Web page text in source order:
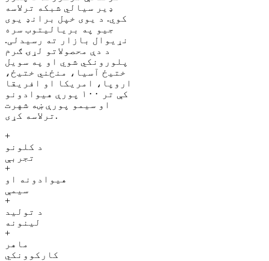
ډیر سیالي شبکه ترلاسه
کوي. د یوی خپل برانډ یوی
جیو په بریالیتوب سره
نړیوال بازار ته رسیدلی.
د دې محصولاتو لړۍ ګرم
پلورونکي شوي او په سویل
ختیځ آسیا، منځني ختیځ،
اروپا، امریکا او افریقا
کې تر ۱۰۰ پورې هیوادونو
او سیمو پورې ښه شهرت
ترلاسه کړی.
+
د کلونو
تجربې
+
هیوادونه او
سیمې
+
د تولید
لینونه
+
ماهر
کارکوونکي